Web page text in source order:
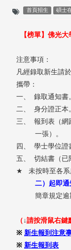
首頁招生 碩士
【榜單】佛光大
注意事項：
凡經錄取新生請於
攜帶：
一、
錄取通知書
二、
身分證正本
三、
報到表（網
一張）。
四、
學士學位證
五、
切結書（已
★ 未按時至各
二）起即
簡章規定
（ ↓請按滑鼠右鍵
※ 新生報到注意
※ 新生報到表